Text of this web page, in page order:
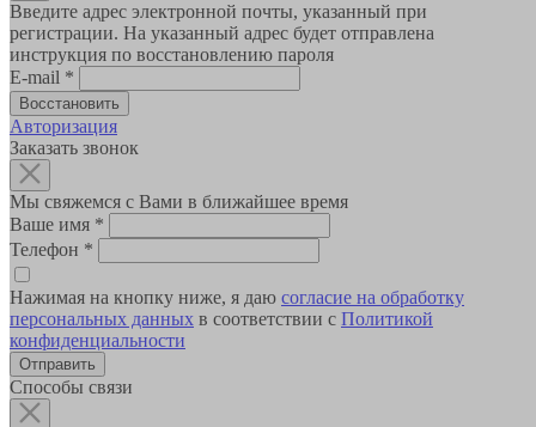
Введите адрес электронной почты, указанный при
регистрации. На указанный адрес будет отправлена
инструкция по восстановлению пароля
E-mail *
Авторизация
Заказать звонок
Мы свяжемся с Вами в ближайшее время
Ваше имя *
Телефон *
Нажимая на кнопку ниже, я даю согласие на обработку
персональных данных в соответствии с Политикой
конфиденциальности
Способы связи